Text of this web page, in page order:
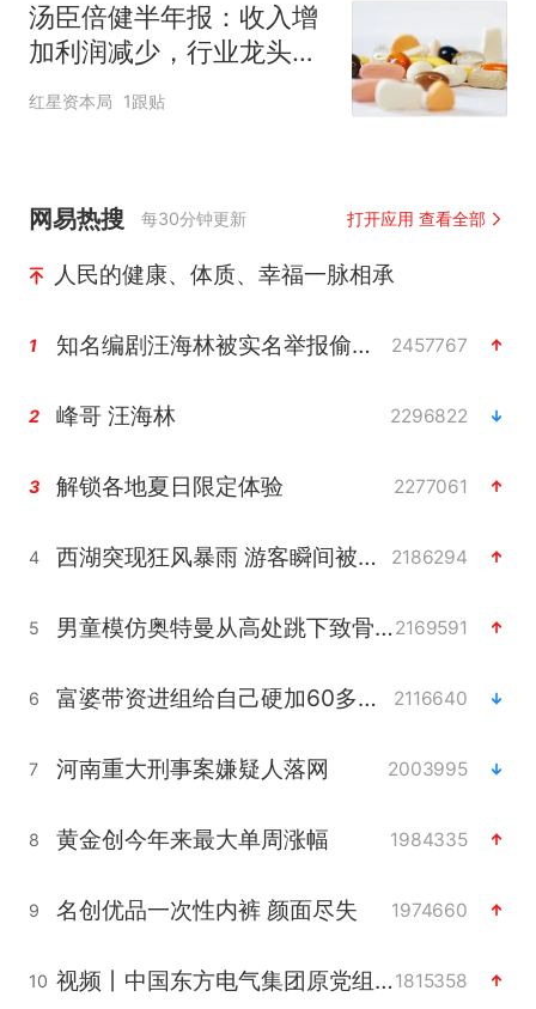
汤臣倍健半年报：收入增
加利润减少，行业龙头的
AB面
红星资本局 1跟贴
网易热搜 每30分钟更新 打开应用 查看全部
人民的健康、体质、幸福一脉相承
1 知名编剧汪海林被实名举报偷税漏税 2457767
2 峰哥 汪海林 2296822
3 解锁各地夏日限定体验 2277061
4 西湖突现狂风暴雨 游客瞬间被浇透 2186294
5 男童模仿奥特曼从高处跳下致骨折2169591
6 富婆带资进组给自己硬加60多场吻戏 2116640
7 河南重大刑事案嫌疑人落网 2003995
8 黄金创今年来最大单周涨幅 1984335
9 名创优品一次性内裤 颜面尽失 1974660
10 视频丨中国东方电气集团原党组副书记、董事宋致远被查1815358